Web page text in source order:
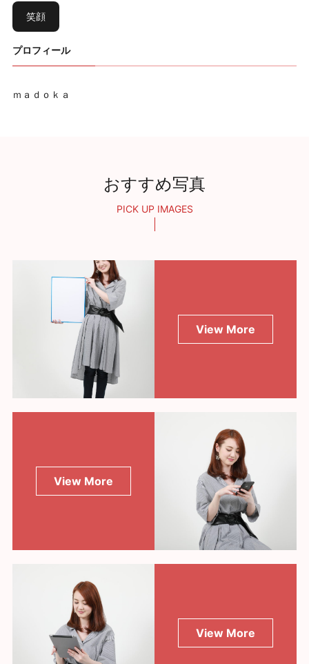
笑顔
プロフィール
ｍａｄｏｋａ
おすすめ写真
PICK UP IMAGES
View More
View More
View More